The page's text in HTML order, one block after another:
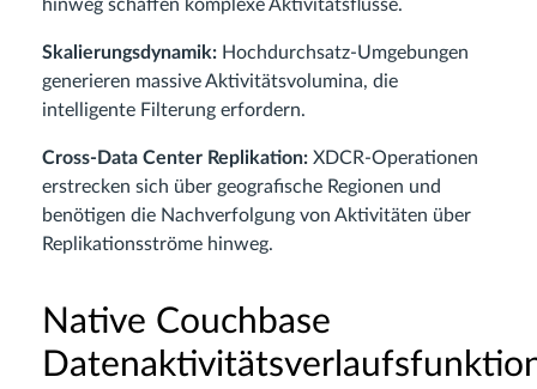
hinweg schaffen komplexe Aktivitätsflüsse.
Skalierungsdynamik: Hochdurchsatz-Umgebungen
generieren massive Aktivitätsvolumina, die
intelligente Filterung erfordern.
Cross-Data Center Replikation: XDCR-Operationen
erstrecken sich über geografische Regionen und
benötigen die Nachverfolgung von Aktivitäten über
Replikationsströme hinweg.
Native Couchbase